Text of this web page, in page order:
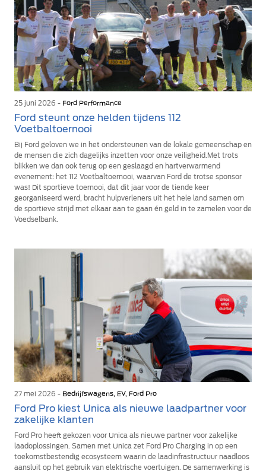
25 juni 2026 - Ford Performance
Ford steunt onze helden tijdens 112
Voetbaltoernooi
Bij Ford geloven we in het ondersteunen van de lokale gemeenschap en
de mensen die zich dagelijks inzetten voor onze veiligheid.Met trots
blikken we dan ook terug op een geslaagd en hartverwarmend
evenement: het 112 Voetbaltoernooi, waarvan Ford de trotse sponsor
was! Dit sportieve toernooi, dat dit jaar voor de tiende keer
georganiseerd werd, bracht hulpverleners uit het hele land samen om
de sportieve strijd met elkaar aan te gaan én geld in te zamelen voor de
Voedselbank.
27 mei 2026 - Bedrijfswagens, EV, Ford Pro
Ford Pro kiest Unica als nieuwe laadpartner voor
zakelijke klanten
Ford Pro heeft gekozen voor Unica als nieuwe partner voor zakelijke
laadoplossingen. Samen met Unica zet Ford Pro Charging in op een
toekomstbestendig ecosysteem waarin de laadinfrastructuur naadloos
aansluit op het gebruik van elektrische voertuigen. De samenwerking is